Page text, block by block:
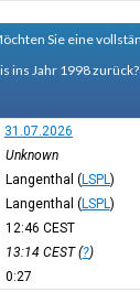
Sie eine
ins Jahr 1998 zurück?
31.07.2026
Unknown
Langenthal (LSPL )
Langenthal (LSPL )
12:46 CEST
13:14 CEST(?)
0:27